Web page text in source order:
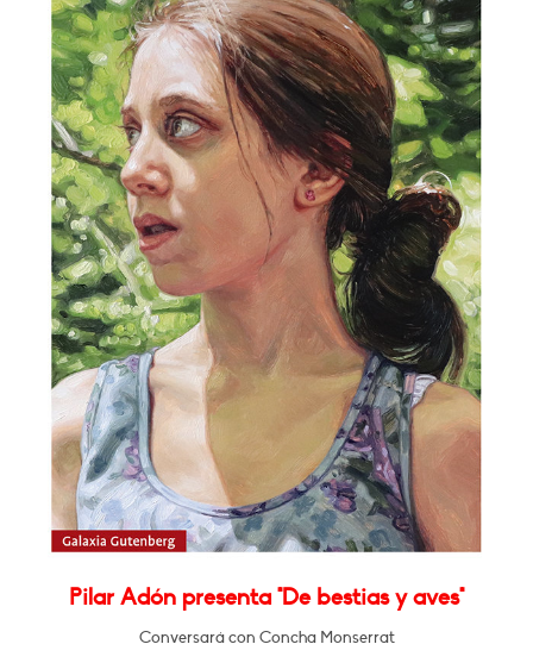
Pilar Adón presenta "De bestias y aves"
Conversará con Concha Monserrat